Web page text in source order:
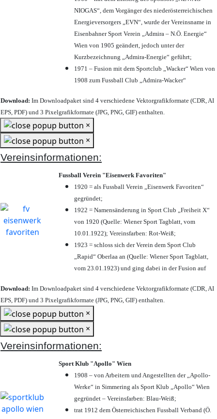
NIOGAS“, dem Vorgänger des niederösterreichischen
Energieversorgers „EVN“, wurde der Vereinsname in
Eisenbahner Sport Verein „Admira – N.Ö. Energie“
Wien von 1905 geändert, jedoch unter der
Kurzbezeichnung „Admira-Energie“ geführt;
1971 – Fusion mit dem Sportclub „Wacker“ Wien von
1908 zum Fussball Club „Admira-Wacker“
Download: Im Downloadpaket sind 4 verschiedene Vektorgrafikformate (CDR, AI
EPS, PDF) und 3 Pixelgrafikformate (JPG, PNG, GIF) enthalten.
×
×
Vereinsinformationen:
Fussball Verein "Eisenwerk Favoriten"
1920 = als Fussball Verein „Eisenwerk Favoriten“
gegründet;
1922 = Namensänderung in Sport Club „Freiheit X“
von 1920 (Quelle: Wiener Sport Tagblatt, vom
10.01.1922); Vereinsfarben: Rot-Weiß;
1923 = schloss sich der Verein dem Sport Club
„Rapid“ Oberlaa an (Quelle: Wiener Sport Tagblatt,
vom 23.01.1923) und ging dabei in der Fusion auf
Download: Im Downloadpaket sind 4 verschiedene Vektorgrafikformate (CDR, AI
EPS, PDF) und 3 Pixelgrafikformate (JPG, PNG, GIF) enthalten.
×
×
Vereinsinformationen:
Sport Klub "Apollo" Wien
1908 – von Arbeitern und Angestellten der „Apollo-
Werke“ in Simmering als Sport Klub „Apollo“ Wien
gegründet – Vereinsfarben: Blau-Weiß;
trat 1912 dem Österreichischen Fussball Verband (Ö.